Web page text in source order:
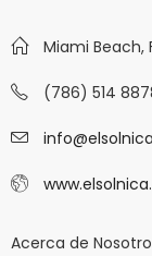
Miami Beach,
(786) 514
Acerca de